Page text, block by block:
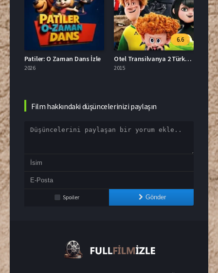
Patiler: O Zaman Dans İzle
2026
6.6
Otel Transilvanya 2 Türkçe Dublaj İzle
2015 2007
Film hakkındaki düşüncelerinizi paylaşın
Spoiler Gönder